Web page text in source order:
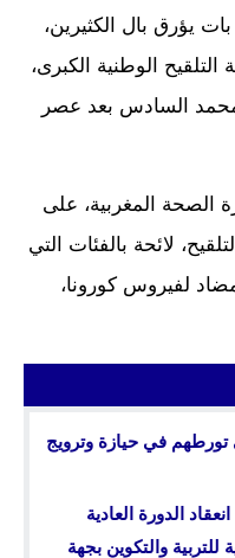
يؤرق بال الكثيرين،
الوطنية الكبرى،
السادس بعد عصر
الصحة المغربية، على
لائحة بالفئات التي
لفيروس كورونا،
في حيازة وترويج
الدورة العادية
للتربية والتكوين بجهة